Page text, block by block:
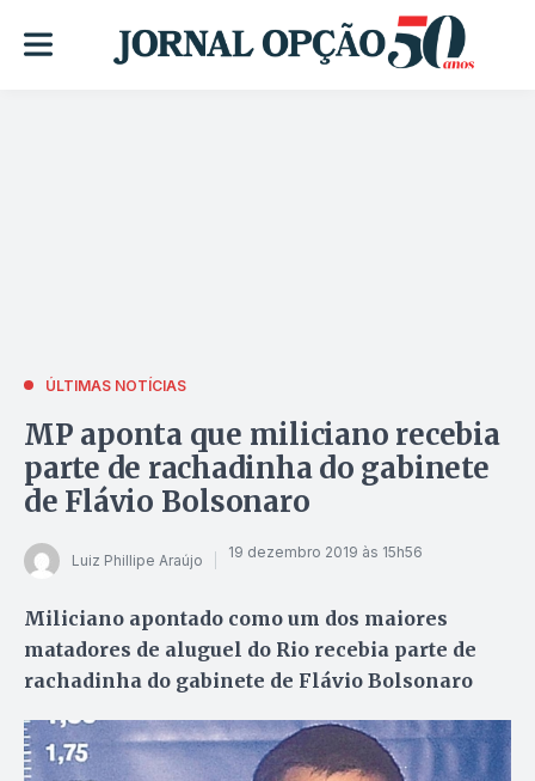
ÚLTIMAS NOTÍCIAS
MP aponta que miliciano recebia
parte de rachadinha do gabinete
de Flávio Bolsonaro
Luiz Phillipe Araújo 19 dezembro 2019 às 15h56
Miliciano apontado como um dos maiores
matadores de aluguel do Rio recebia parte de
rachadinha do gabinete de Flávio Bolsonaro